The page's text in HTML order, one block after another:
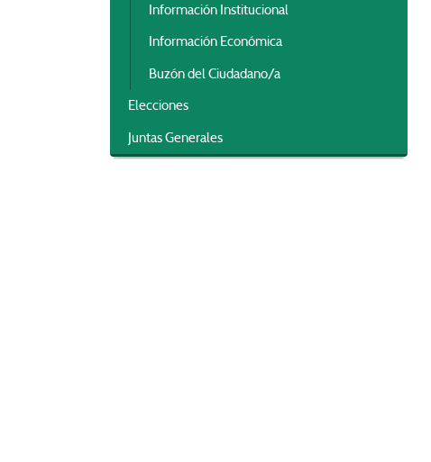
Información Institucional
Información Económica
Buzón del Ciudadano/a
Elecciones
Juntas Generales